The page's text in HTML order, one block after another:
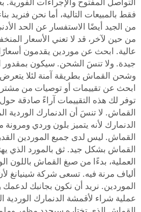
فقط بالمبيعات التالية، أما نحن فنريد
من الجيد أيضًا الاستفسار عن الحد
من حين لآخر، قد لا تعني الأسعار
عالية. ابحث عن موردين يقدمون
جيدة. ولا تنسَ الشحن. سيكون بمقدور
وشحن القماش بطريقة آمنة لئلا يتعرض
ابحث عن تقييمات أو توصيات من
توفر لك هذه التقييمات آراءً صادقة
القماش. لا تنسَ أن الدنمارك الوردية
الدنمارك لأنه يتميز بلون وردي
القماش. ليس لدى جميع الموردين
القماش بشكل جيد. ثق بالمورد الذي
العملية، بدءًا من صبغ القماش باللون
ألياف مرنة فيه. تسعى شركة شينيانغ
الموردين. نريد أن نكون بجانبك
عملية شراء لأقمشة الدنمارك الوردية